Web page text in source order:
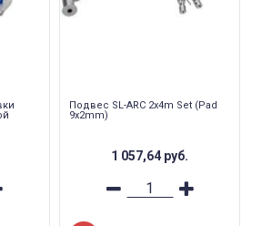
Подвес SL-ARC 2x4m Set (Pad
9x2mm)
1 057,64 руб.